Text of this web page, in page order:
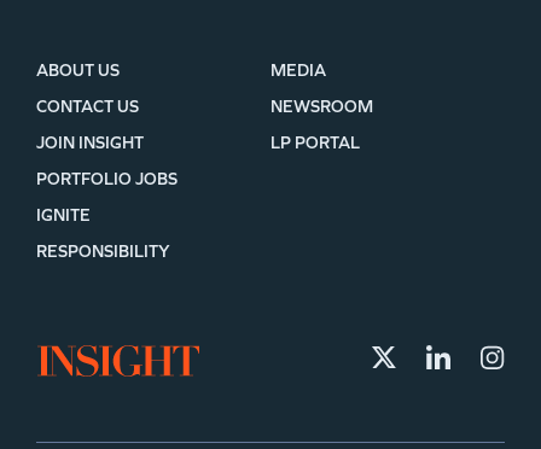
ABOUT US
CONTACT US
JOIN INSIGHT
MEDIA
NEWSROOM
LP PORTAL
PORTFOLIO JOBS
IGNITE
RESPONSIBILITY